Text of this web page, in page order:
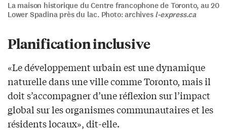
La maison historique du Centre francophone de Toronto, au 20
Lower Spadina près du lac. Photo: archives l-express.ca
Planification inclusive
«Le développement urbain est une dynamique
naturelle dans une ville comme Toronto, mais il
doit s’accompagner d’une réflexion sur l’impact
global sur les organismes communautaires et les
résidents locaux», dit-elle.